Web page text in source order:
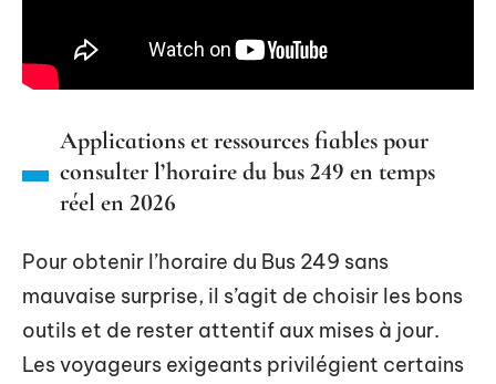
Applications et ressources fiables pour
consulter l’horaire du bus 249 en temps
réel en 2026
Pour obtenir l’horaire du Bus 249 sans
mauvaise surprise, il s’agit de choisir les bons
outils et de rester attentif aux mises à jour.
Les voyageurs exigeants privilégient certains